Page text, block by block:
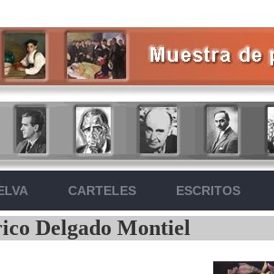
CARTELES ESCRITOS
Delgado Montiel